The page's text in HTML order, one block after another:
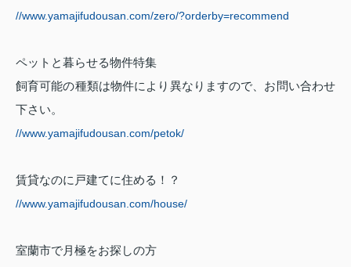
//www.yamajifudousan.com/zero/?orderby=recommend
ペットと暮らせる物件特集
飼育可能の種類は物件により異なりますので、お問い合わせ
下さい。
//www.yamajifudousan.com/petok/
賃貸なのに戸建てに住める！？
//www.yamajifudousan.com/house/
室蘭市で月極をお探しの方